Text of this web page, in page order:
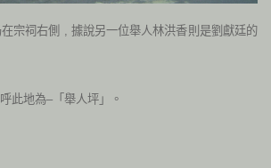
宗祠右側 , 據說另一位舉人林洪香則是劉獻廷的
此地為–「舉人坪」。